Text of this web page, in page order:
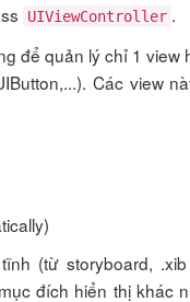
UIViewController .
để quản lý chỉ 1 view
Các view
(từ storyboard,
đích hiển thị khác